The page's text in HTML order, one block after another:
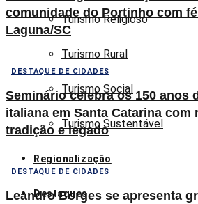
Turismo Religioso
Turismo Rural
Turismo Social
Turismo Sustentável
Regionalização
Destaques
comunidade do Portinho com
Laguna/SC
DESTAQUE DE CIDADES
Seminário celebra os 150 anos
italiana em Santa Catarina com
tradição e legado
DESTAQUE DE CIDADES
Leandro Borges se apresenta